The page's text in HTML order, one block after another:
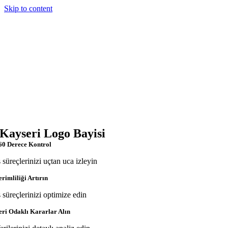
Skip to content
Kayseri Logo Bayisi
Derece Kontrol
süreçlerinizi uçtan uca izleyin
Artırın
süreçlerinizi optimize edin
Odaklı Kararlar Alın